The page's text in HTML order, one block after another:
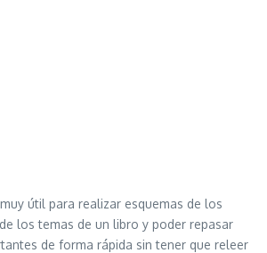
útil para realizar esquemas de los
los temas de un libro y poder repasar
de forma rápida sin tener que releer